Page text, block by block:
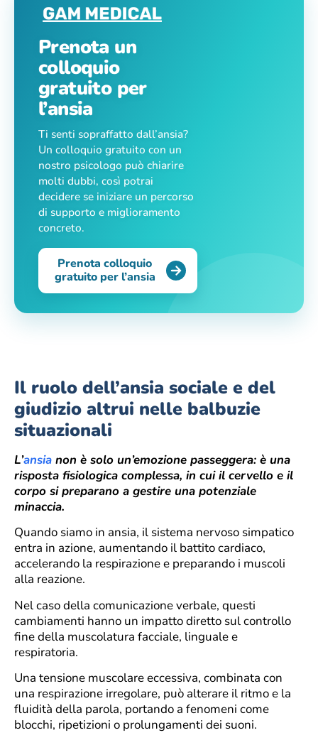
Prenota un
colloquio
gratuito per
l’ansia
Ti senti sopraffatto dall’ansia?
Un colloquio gratuito con un
nostro psicologo può chiarire
molti dubbi, così potrai
decidere se iniziare un percorso
di supporto e miglioramento
concreto.
Prenota colloquio
gratuito per l’ansia
Il ruolo dell’ansia sociale e del
giudizio altrui nelle balbuzie
situazionali
L’ansia non è solo un’emozione passeggera: è una
risposta fisiologica complessa, in cui il cervello e il
corpo si preparano a gestire una potenziale
minaccia.
Quando siamo in ansia, il sistema nervoso simpatico
entra in azione, aumentando il battito cardiaco,
accelerando la respirazione e preparando i muscoli
alla reazione.
Nel caso della comunicazione verbale, questi
cambiamenti hanno un impatto diretto sul controllo
fine della muscolatura facciale, linguale e
respiratoria.
Una tensione muscolare eccessiva, combinata con
una respirazione irregolare, può alterare il ritmo e la
fluidità della parola, portando a fenomeni come
blocchi, ripetizioni o prolungamenti dei suoni.